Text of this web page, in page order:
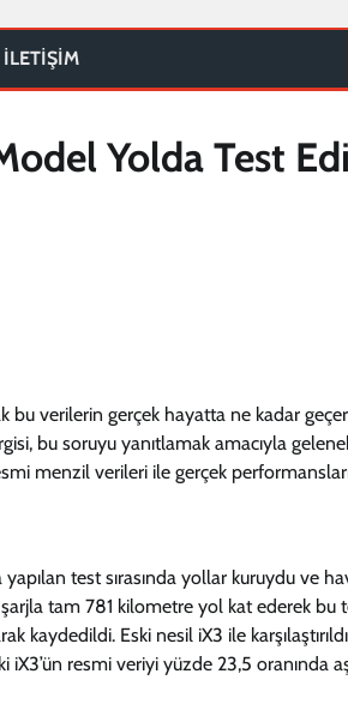
İLETİŞİM
Yolda Test
bu verilerin gerçek hayatta ne kadar
bu soruyu yanıtlamak amacıyla
menzil verileri ile gerçek
test sırasında yollar kuruydu ve
şarjla tam 781 kilometre yol kat ederek bu
kaydedildi. Eski nesil iX3 ile
resmi veriyi yüzde 23,5 oranında